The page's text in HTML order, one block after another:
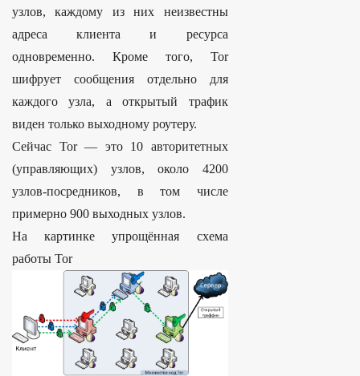
узлов, каждому из них неизвестны
адреса клиента и ресурса
одновременно. Кроме того, Tor
шифрует сообщения отдельно для
каждого узла, а открытый трафик
виден только выходному роутеру.
Сейчас Tor — это 10 авторитетных
(управляющих) узлов, около 4200
узлов-посредников, в том числе
примерно 900 выходных узлов.
На картинке упрощённая схема
работы Тоr